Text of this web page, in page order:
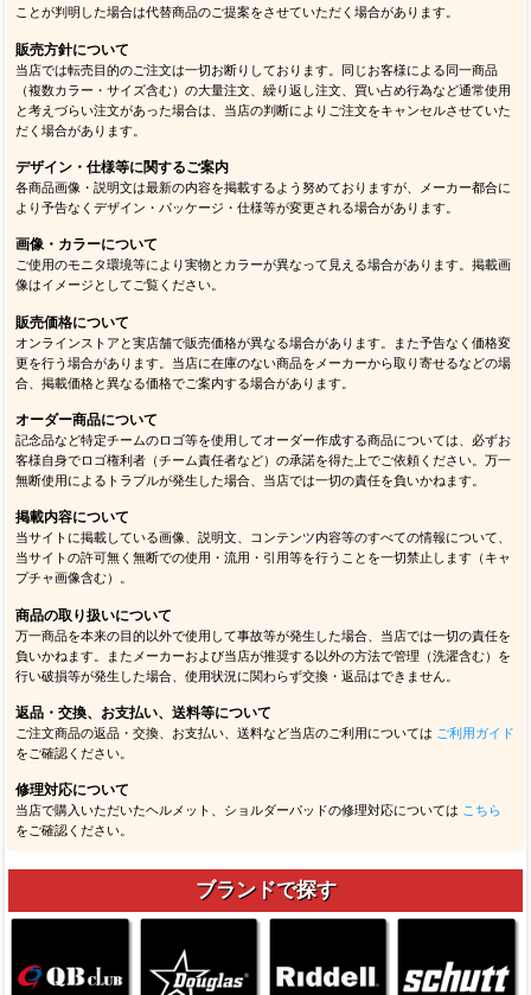
ことが判明した場合は代替商品のご提案をさせていただく場合があります。
販売方針について
当店では転売目的のご注文は一切お断りしております。同じお客様による同一商品
（複数カラー・サイズ含む）の大量注文、繰り返し注文、買い占め行為など通常使用
と考えづらい注文があった場合は、当店の判断によりご注文をキャンセルさせていた
だく場合があります。
デザイン・仕様等に関するご案内
各商品画像・説明文は最新の内容を掲載するよう努めておりますが、メーカー都合に
より予告なくデザイン・パッケージ・仕様等が変更される場合があります。
画像・カラーについて
ご使用のモニタ環境等により実物とカラーが異なって見える場合があります。掲載画
像はイメージとしてご覧ください。
販売価格について
オンラインストアと実店舗で販売価格が異なる場合があります。また予告なく価格変
更を行う場合があります。当店に在庫のない商品をメーカーから取り寄せるなどの場
合、掲載価格と異なる価格でご案内する場合があります。
オーダー商品について
記念品など特定チームのロゴ等を使用してオーダー作成する商品については、必ずお
客様自身でロゴ権利者（チーム責任者など）の承諾を得た上でご依頼ください。万一
無断使用によるトラブルが発生した場合、当店では一切の責任を負いかねます。
掲載内容について
当サイトに掲載している画像、説明文、コンテンツ内容等のすべての情報について、
当サイトの許可無く無断での使用・流用・引用等を行うことを一切禁止します（キャ
プチャ画像含む）。
商品の取り扱いについて
万一商品を本来の目的以外で使用して事故等が発生した場合、当店では一切の責任を
負いかねます。またメーカーおよび当店が推奨する以外の方法で管理（洗濯含む）を
行い破損等が発生した場合、使用状況に関わらず交換・返品はできません。
返品・交換、お支払い、送料等について
ご注文商品の返品・交換、お支払い、送料など当店のご利用については ご利用ガイド
をご確認ください。
修理対応について
当店で購入いただいたヘルメット、ショルダーパッドの修理対応については こちら
をご確認ください。
ブランドで探す